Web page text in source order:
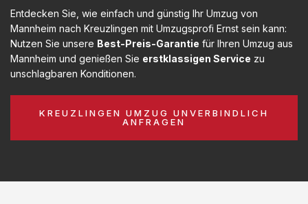
Entdecken Sie, wie einfach und günstig Ihr Umzug von
Mannheim nach Kreuzlingen mit Umzugsprofi Ernst sein kann:
Nutzen Sie unsere Best-Preis-Garantie für Ihren Umzug aus
Mannheim und genießen Sie erstklassigen Service zu
unschlagbaren Konditionen.
KREUZLINGEN UMZUG UNVERBINDLICH
ANFRAGEN